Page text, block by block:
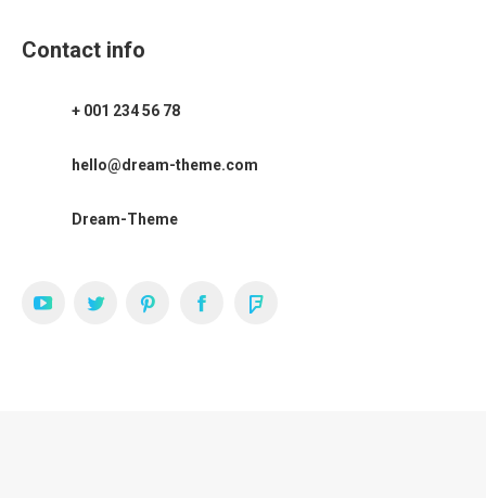
Contact info
+ 001 234 56 78
hello@dream-theme.com
Dream-Theme
YouTubeTwitterPinterestFacebookFoursquare